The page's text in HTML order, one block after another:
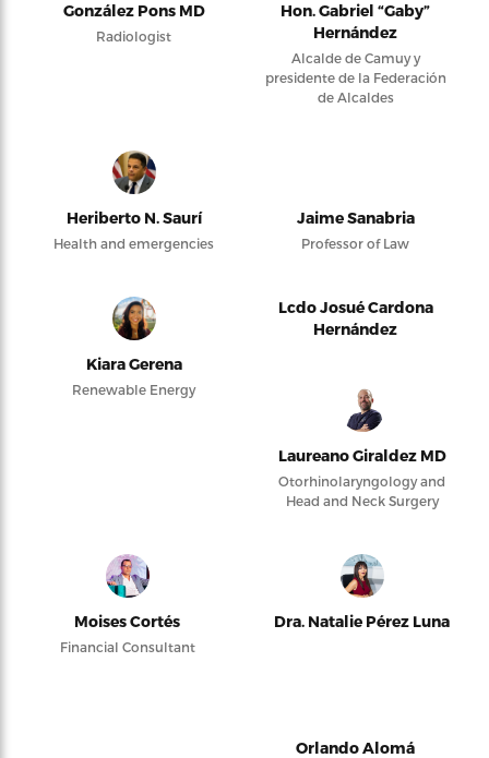
González Pons MD
Radiologist
Hon. Gabriel “Gaby”
Hernández
Alcalde de Camuy y
presidente de la Federación
de Alcaldes
Heriberto N. Saurí
Health and emergencies
Jaime Sanabria
Professor of Law
Kiara Gerena
Renewable Energy
Lcdo Josué Cardona
Hernández
Laureano Giraldez MD
Otorhinolaryngology and
Head and Neck Surgery
Moises Cortés
Financial Consultant
Dra. Natalie Pérez Luna
Orlando Alomá